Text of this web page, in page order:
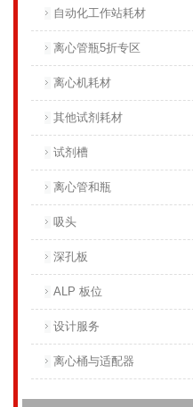
自动化工作站耗材
离心管瓶5折专区
离心机耗材
其他试剂耗材
试剂槽
离心管和瓶
吸头
深孔板
ALP 板位
设计服务
离心桶与适配器